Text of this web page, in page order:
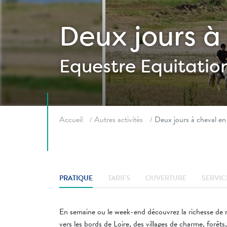
Deux jours
Equestre
Accueil Autres activités Deux jours à cheval
PRATIQUE TARIFS OUVERTURE
En semaine ou le week-end découvrez la richesse
vers les bords de Loire, des villages de charme,